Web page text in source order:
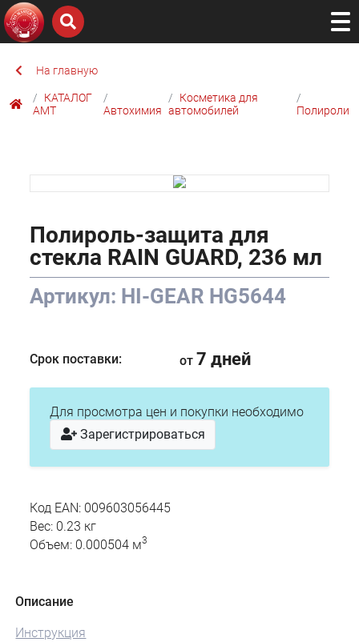
На главную
КАТАЛОГ
AMТ
Автохимия
Косметика для
автомобилей
Полироли
Полироль-защита для
стекла RAIN GUARD, 236 мл
Артикул: HI-GEAR HG5644
Срок поставки: от 7 дней
Для просмотра цен и покупки необходимо
Зарегистрироваться
Код EAN: 009603056445
Вес: 0.23 кг
Объем: 0.000504 м3
Описание
Инструкция